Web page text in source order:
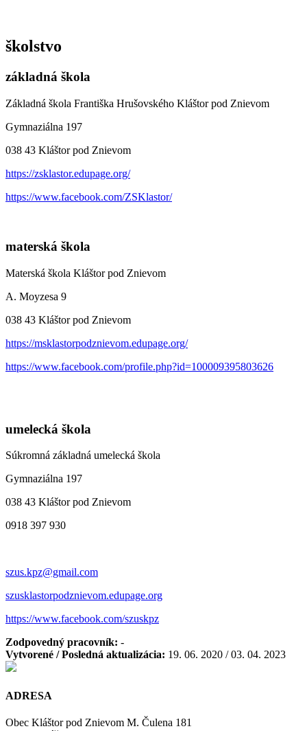
školstvo
základná škola
Základná škola Františka Hrušovského Kláštor pod Znievom
Gymnaziálna 197
038 43 Kláštor pod Znievom
https://zsklastor.edupage.org/
https://www.facebook.com/ZSKlastor/
materská škola
Materská škola Kláštor pod Znievom
A. Moyzesa 9
038 43 Kláštor pod Znievom
https://msklastorpodznievom.edupage.org/
https://www.facebook.com/profile.php?id=100009395803626
umelecká škola
Súkromná základná umelecká škola
Gymnaziálna 197
038 43 Kláštor pod Znievom
0918 397 930
szus.kpz@gmail.com
szusklastorpodznievom.edupage.org
https://www.facebook.com/szuskpz
Zodpovedný pracovník: -
Vytvorené / Posledná aktualizácia: 19. 06. 2020 / 03. 04. 2023
ADRESA
Obec Kláštor pod Znievom M. Čulena 181